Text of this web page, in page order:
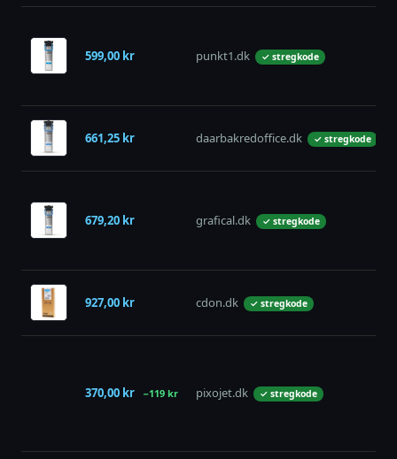
599,00 kr punkt1.dk ✓ stregkode
661,25 kr daarbakredoffice.dk ✓ stregkode
679,20 kr grafical.dk ✓ stregkode
927,00 kr cdon.dk ✓ stregkode
370,00 kr −119 kr pixojet.dk ✓ stregkode